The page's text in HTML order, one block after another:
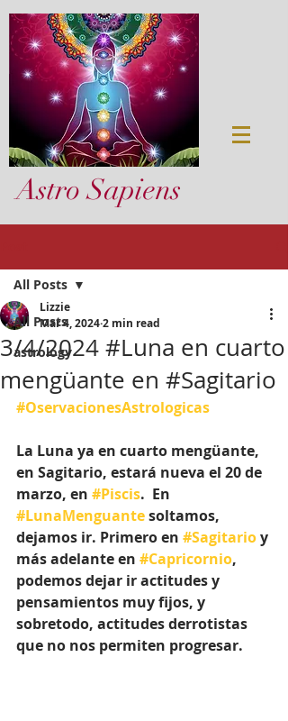
Astro Sapiens
All Posts
astrology
All Posts
3/4/2024 #Luna en cuarto
mengüante en #Sagitario
Lizzie
Mar 4, 20242 min read
#OservacionesAstrologicas
La Luna ya en cuarto mengüante,
en Sagitario, estará nueva el 20 de
marzo, en #Piscis.  En
#LunaMenguante soltamos,
dejamos ir. Primero en #Sagitario y
más adelante en #Capricornio,
podemos dejar ir actitudes y
pensamientos muy fijos, y
sobretodo, actitudes derrotistas
que no nos permiten progresar.